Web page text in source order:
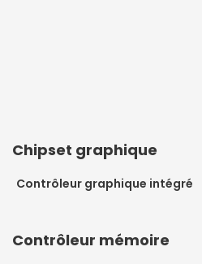
Chipset graphique
Contrôleur graphique intégré
Contrôleur mémoire